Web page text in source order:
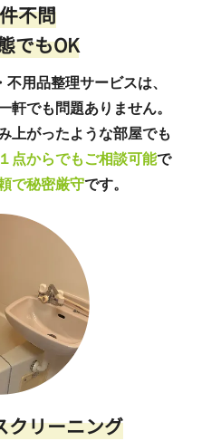
不問
でもOK
用品整理サービスは、
軒でも問題ありません。
上がったような部屋でも
点からでもご相談可能で
で秘密厳守です。
クリーニング